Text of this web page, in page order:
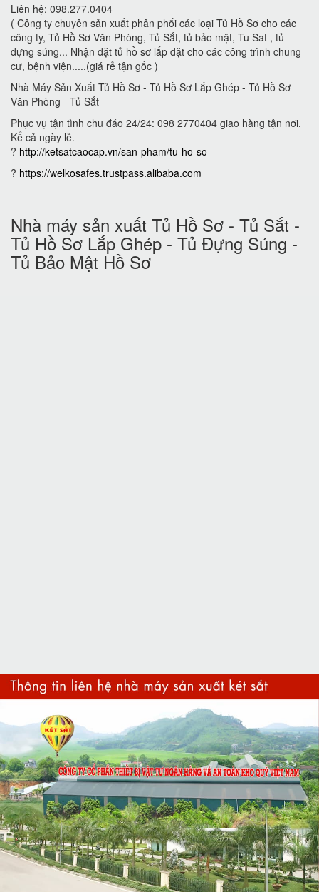
Liên hệ: 098.277.0404
( Công ty chuyên sản xuất phân phối các loại Tủ Hồ Sơ cho các
công ty, Tủ Hồ Sơ Văn Phòng, Tủ Sắt, tủ bảo mật, Tu Sat , tủ
đựng súng... Nhận đặt tủ hồ sơ lắp đặt cho các công trình chung
cư, bệnh viện.....(giá rẻ tận gốc )
Nhà Máy Sản Xuất Tủ Hồ Sơ - Tủ Hồ Sơ Lắp Ghép - Tủ Hồ Sơ
Văn Phòng - Tủ Sắt
Phục vụ tận tình chu đáo 24/24: 098 2770404 giao hàng tận nơi.
Kể cả ngày lễ.
? http://ketsatcaocap.vn/san-pham/tu-ho-so
? https://welkosafes.trustpass.alibaba.com
Nhà máy sản xuất Tủ Hồ Sơ - Tủ Sắt -
Tủ Hồ Sơ Lắp Ghép - Tủ Đựng Súng -
Tủ Bảo Mật Hồ Sơ